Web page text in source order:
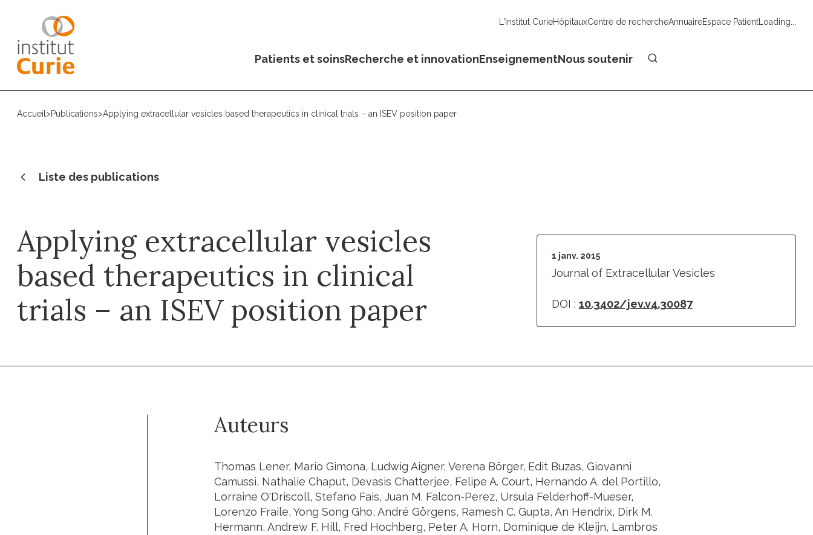
L'Institut CurieHôpitauxCentre de rechercheAnnuaireEspace PatientLoading...
Patients et soinsRecherche et innovationEnseignementNous soutenir
Accueil >Publications>Applying extracellular vesicles based therapeutics in clinical trials – an ISEV position paper
Liste des publications
Applying extracellular vesicles
based therapeutics in clinical
trials – an ISEV position paper
1 janv. 2015
Journal of Extracellular Vesicles
DOI : 10.3402/jev.v4.30087
Auteurs
Thomas Lener, Mario Gimona, Ludwig Aigner, Verena Börger, Edit Buzas, Giovanni
Camussi, Nathalie Chaput, Devasis Chatterjee, Felipe A. Court, Hernando A. del Portillo,
Lorraine O'Driscoll, Stefano Fais, Juan M. Falcon-Perez, Ursula Felderhoff-Mueser,
Lorenzo Fraile, Yong Song Gho, André Görgens, Ramesh C. Gupta, An Hendrix, Dirk M.
Hermann, Andrew F. Hill, Fred Hochberg, Peter A. Horn, Dominique de Kleijn, Lambros